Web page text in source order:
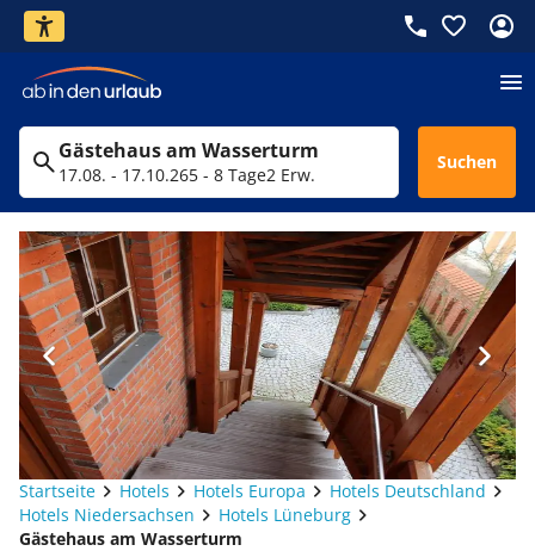
Gästehaus am Wasserturm
17.08. - 17.10.265 - 8 Tage2 Erw.
Suchen
Startseite Hotels Hotels Europa
Hotels Deutschland
Hotels Niedersachsen
Hotels Lüneburg
Gästehaus am Wasserturm